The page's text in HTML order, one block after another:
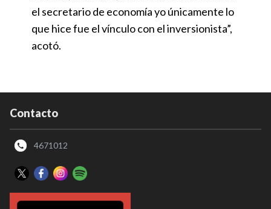
el secretario de economía yo únicamente lo
que hice fue el vínculo con el inversionista”,
acotó.
Contacto
4671012